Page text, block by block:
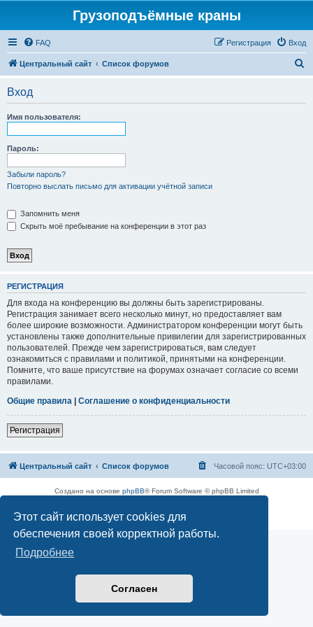
Этот сайт использует cookies для
обеспечения своей корректной работы.
Подробнее
Согласен
Грузоподъёмные краны
FAQ Вход
Регистрация
Центральный сайт Список форумов
Вход
Имя пользователя:
Пароль:
Забыли пароль?
Повторно выслать письмо для активации учётной записи
Запомнить меня
Скрыть моё пребывание на конференции в этот раз
РЕГИСТРАЦИЯ
Для входа на конференцию вы должны быть зарегистрированы.
Регистрация занимает всего несколько минут, но предоставляет вам
более широкие возможности. Администратором конференции могут быть
установлены также дополнительные привилегии для зарегистрированных
пользователей. Прежде чем зарегистрироваться, вам следует
ознакомиться с правилами и политикой, принятыми на конференции.
Помните, что ваше присутствие на форумах означает согласие со всеми
правилами.
Общие правила | Соглашение о конфиденциальности
Регистрация
Центральный сайт Список форумов Часовой пояс: UTC+03:00
Создано на основе phpBB® Forum Software © phpBB Limited
Конфиденциальность|Правила